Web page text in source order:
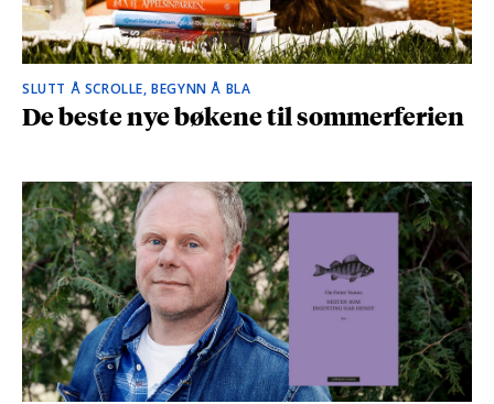
SLUTT Å SCROLLE, BEGYNN Å BLA
De beste nye bøkene til sommerferien